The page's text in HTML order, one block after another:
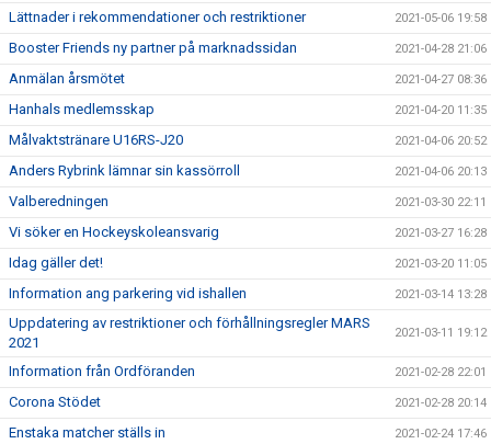
Lättnader i rekommendationer och restriktioner 2021-05-06 19:58
Booster Friends ny partner på marknadssidan 2021-04-28 21:06
Anmälan årsmötet 2021-04-27 08:36
Hanhals medlemsskap 2021-04-20 11:35
Målvaktstränare U16RS-J20 2021-04-06 20:52
Anders Rybrink lämnar sin kassörroll 2021-04-06 20:13
Valberedningen 2021-03-30 22:11
Vi söker en Hockeyskoleansvarig 2021-03-27 16:28
Idag gäller det! 2021-03-20 11:05
Information ang parkering vid ishallen 2021-03-14 13:28
Uppdatering av restriktioner och förhållningsregler MARS
2021
2021-03-11 19:12
Information från Ordföranden 2021-02-28 22:01
Corona Stödet 2021-02-28 20:14
Enstaka matcher ställs in 2021-02-24 17:46